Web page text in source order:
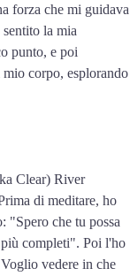
forza che mi guidava
la mia
punto, e poi
corpo, esplorando
Clear) River
di meditare, ho
"Spero che tu possa
completi". Poi l'ho
vedere in che